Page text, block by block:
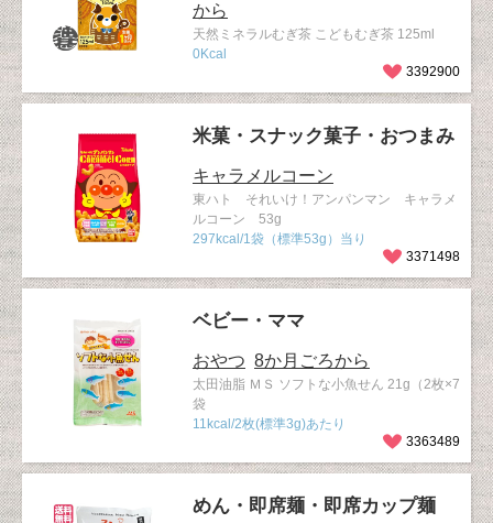
から
天然ミネラルむぎ茶 こどもむぎ茶 125ml
0Kcal
3392900
米菓・スナック菓子・おつまみ
キャラメルコーン
東ハト それいけ！アンパンマン キャラメ
ルコーン 53g
297kcal/1袋（標準53g）当り
3371498
ベビー・ママ
おやつ 8か月ごろから
太田油脂 ＭＳ ソフトな小魚せん 21g（2枚×7
袋
11kcal/2枚(標準3g)あたり
3363489
めん・即席麺・即席カップ麺